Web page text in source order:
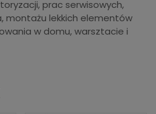
prac serwisowych,
montażu lekkich elementów
w domu, warsztacie i